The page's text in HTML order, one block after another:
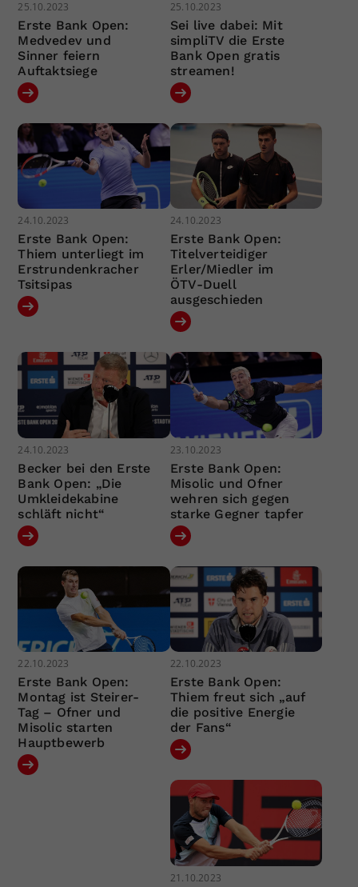
25.10.2023
Erste Bank Open:
Medvedev und
Sinner feiern
Auftaktsiege
25.10.2023
Sei live dabei: Mit
simpliTV die Erste
Bank Open gratis
streamen!
24.10.2023
Erste Bank Open:
Thiem unterliegt im
Erstrundenkracher
Tsitsipas
24.10.2023
Erste Bank Open:
Titelverteidiger
Erler/Miedler im
ÖTV-Duell
ausgeschieden
24.10.2023
Becker bei den Erste
Bank Open: „Die
Umkleidekabine
schläft nicht“
23.10.2023
Erste Bank Open:
Misolic und Ofner
wehren sich gegen
starke Gegner tapfer
22.10.2023
Erste Bank Open:
Montag ist Steirer-
Tag – Ofner und
Misolic starten
Hauptbewerb
22.10.2023
Erste Bank Open:
Thiem freut sich „auf
die positive Energie
der Fans“
21.10.2023